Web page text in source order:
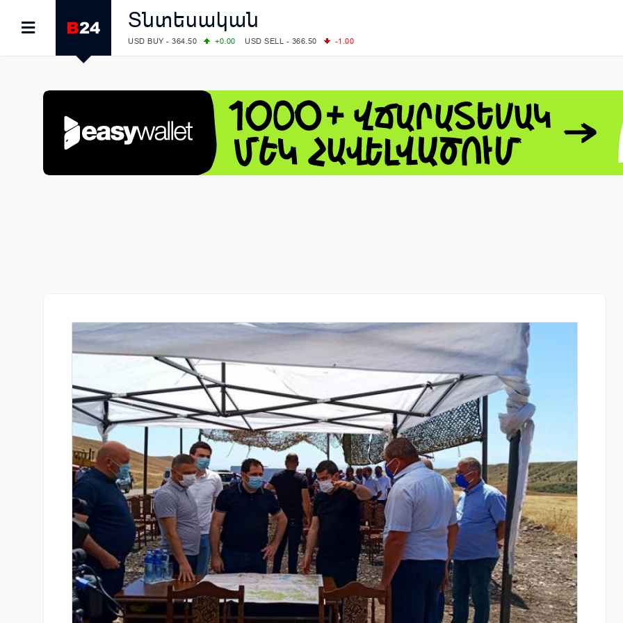
Տնտեսական
USD BUY - 364.50 +0.00 USD SELL - 366.50
-1.00
COMEX: PLATINUM - 1765.90
LME: ALUMINIUM - 3184.00
-0.27 COPPER - 13791.00
-0.12
LME: NICKEL - 17249.00
+0.09 TIN - 55268.00
+2.50
LME: LEAD - 1877.50
-1.00 ZINC - 3643.00
+1.43
FOREX: USD/JPY - 157.68
+0.12 EUR/GBP - 1.1548
+0.11
FOREX: EUR/USD - 1.1548
+0.11 GBP/USD - 1.3459
+0.04
վարկանիշային
Սպորտ և փող. Ինչպես են պատմության
10 ամենահարուստ մարզիկները կուտակել
իրենց կարողությունը
Կոնվերս Բանկը և Visa-ն ընդլայնում են
ռազմավարական համագործակցությունը՝
նոր հաճախորդակենտրոն լուծումների
զարգացման նպատակով